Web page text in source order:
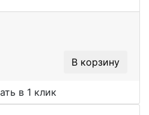
В корзину
в 1 клик